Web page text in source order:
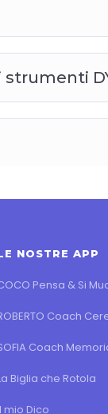
NOSTRE APP
Pensa & Si
Coach
Coach
Biglia che Rotola
mio Dico